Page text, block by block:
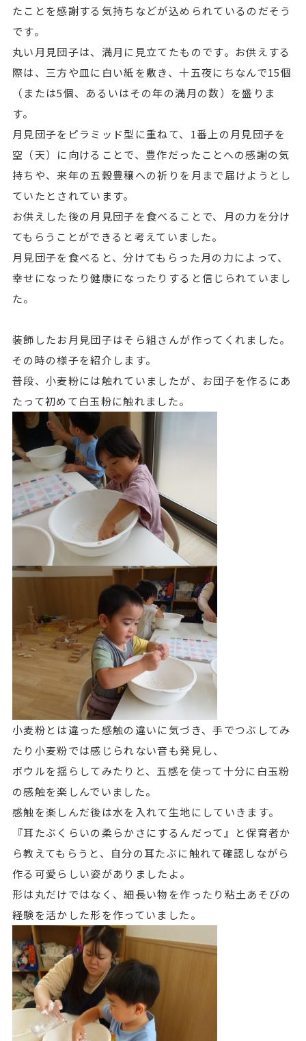
たことを感謝する気持ちなどが込められているのだそう
です。
丸い月見団子は、満月に見立てたものです。お供えする
際は、三方や皿に白い紙を敷き、十五夜にちなんで15個
（または5個、あるいはその年の満月の数）を盛りま
す。
月見団子をピラミッド型に重ねて、1番上の月見団子を
空（天）に向けることで、豊作だったことへの感謝の気
持ちや、来年の五穀豊穣への祈りを月まで届けようとし
ていたとされています。
お供えした後の月見団子を食べることで、月の力を分け
てもらうことができると考えていました。
月見団子を食べると、分けてもらった月の力によって、
幸せになったり健康になったりすると信じられていまし
た。
装飾したお月見団子はそら組さんが作ってくれました。
その時の様子を紹介します。
普段、小麦粉には触れていましたが、お団子を作るにあ
たって初めて白玉粉に触れました。
小麦粉とは違った感触の違いに気づき、手でつぶしてみ
たり小麦粉では感じられない音も発見し、
ボウルを揺らしてみたりと、五感を使って十分に白玉粉
の感触を楽しんでいました。
感触を楽しんだ後は水を入れて生地にしていきます。
『耳たぶくらいの柔らかさにするんだって』と保育者か
ら教えてもらうと、自分の耳たぶに触れて確認しながら
作る可愛らしい姿がありましたよ。
形は丸だけではなく、細長い物を作ったり粘土あそびの
経験を活かした形を作っていました。